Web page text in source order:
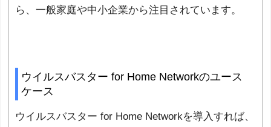
ら、一般家庭や中小企業から注目されています。
ウイルスバスター for Home Networkのユース
ケース
ウイルスバスター for Home Networkを導入すれば、